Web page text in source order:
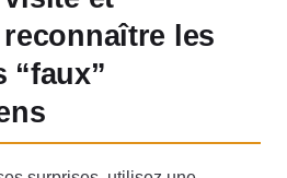
les
“faux”